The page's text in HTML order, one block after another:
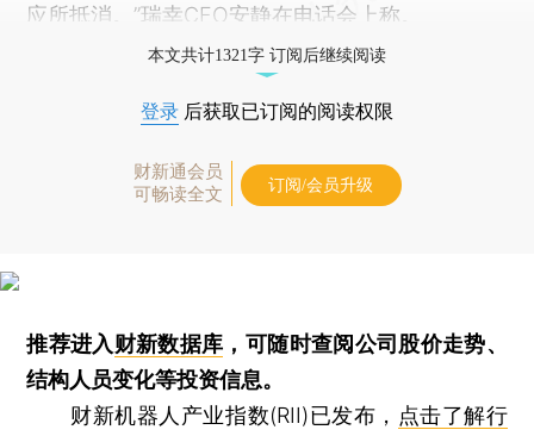
应所抵消。”瑞幸CFO安静在电话会上称。
本文共计1321字 订阅后继续阅读
登录 后获取已订阅的阅读权限
财新通会员
可畅读全文
订阅/会员升级
推荐进入财新数据库 ，可随时查阅公司股价走势、
结构人员变化等投资信息。
财新机器人产业指数(RII)已发布， 点击了解行